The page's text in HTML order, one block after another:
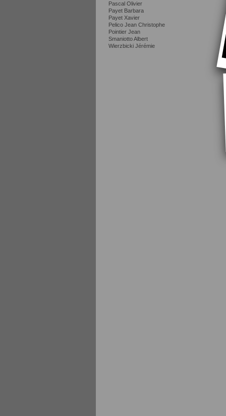
Pascal Olivier
Payet Barbara
Payet Xavier
Pelico Jean Christophe
Pointier Jean
Smaniotto Albert
Wierzbicki Jérémie